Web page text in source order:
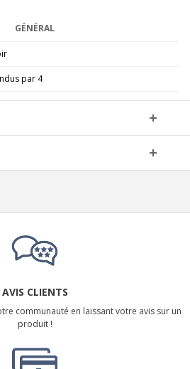
GÉNÉRAL
par 4
AVIS CLIENTS
communauté en laissant votre avis sur un
produit !